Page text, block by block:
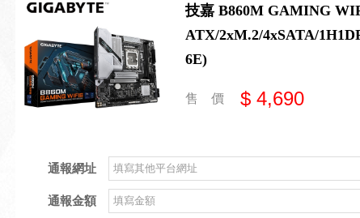
技嘉 B860M GAMING
ATX/2xM.2/4xSATA/
6E)
售 價 $ 4,690
通報網址
通報金額